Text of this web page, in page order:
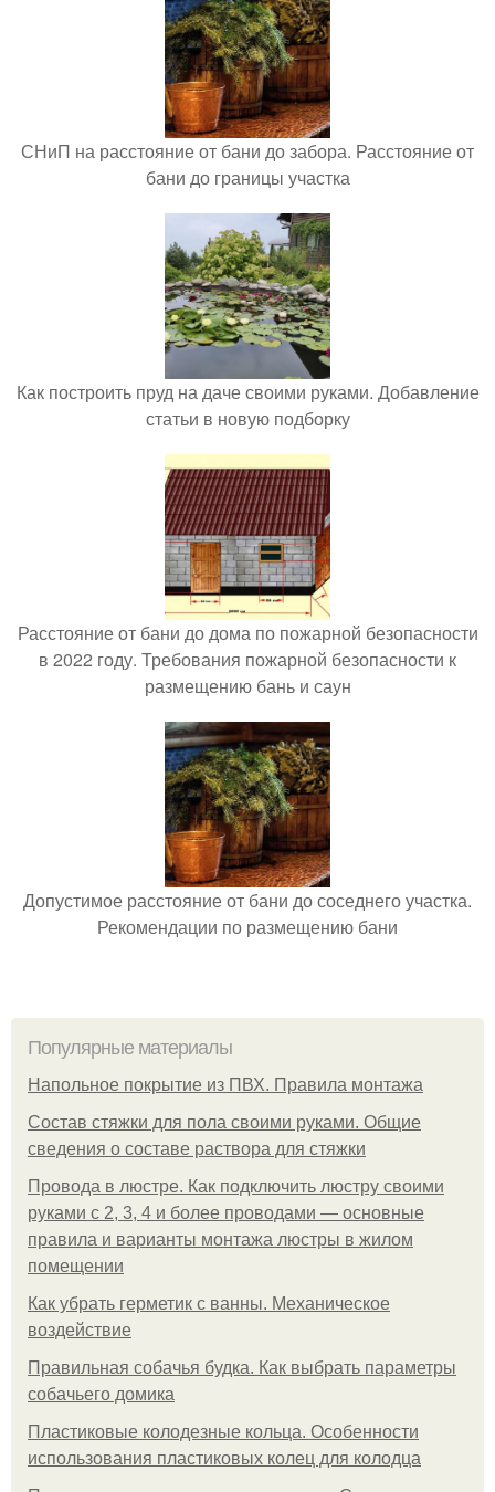
СНиП на расстояние от бани до забора. Расстояние от
бани до границы участка
Как построить пруд на даче своими руками. Добавление
статьи в новую подборку
Расстояние от бани до дома по пожарной безопасности
в 2022 году. Требования пожарной безопасности к
размещению бань и саун
Допустимое расстояние от бани до соседнего участка.
Рекомендации по размещению бани
Популярные материалы
Напольное покрытие из ПВХ. Правила монтажа
Состав стяжки для пола своими руками. Общие
сведения о составе раствора для стяжки
Провода в люстре. Как подключить люстру своими
руками с 2, 3, 4 и более проводами — основные
правила и варианты монтажа люстры в жилом
помещении
Как убрать герметик с ванны. Механическое
воздействие
Правильная собачья будка. Как выбрать параметры
собачьего домика
Пластиковые колодезные кольца. Особенности
использования пластиковых колец для колодца